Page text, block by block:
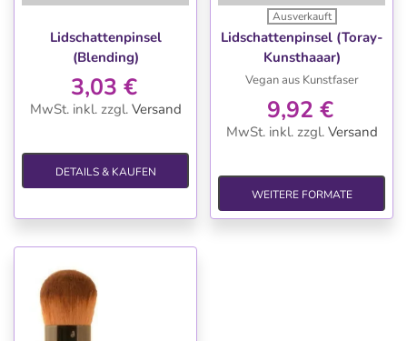
Lidschattenpinsel
(Blending)
3,03 €
MwSt. inkl. zzgl. Versand
DETAILS & KAUFEN
Ausverkauft
Lidschattenpinsel (Toray-
Kunsthaaar)
Vegan aus Kunstfaser
9,92 €
MwSt. inkl. zzgl. Versand
WEITERE FORMATE